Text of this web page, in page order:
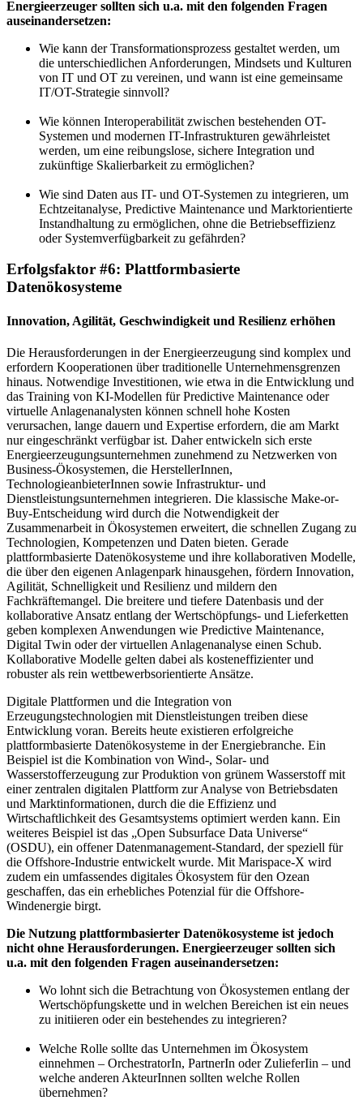
Energieerzeuger sollten sich u.a. mit den folgenden Fragen
auseinandersetzen:
Wie kann der Transformationsprozess gestaltet werden, um
die unterschiedlichen Anforderungen, Mindsets und Kulturen
von IT und OT zu vereinen, und wann ist eine gemeinsame
IT/OT-​Strategie sinnvoll?
Wie können Interoperabilität zwischen bestehenden OT-​
Systemen und modernen IT-​Infrastrukturen gewährleistet
werden, um eine reibungslose, sichere Integration und
zukünftige Skalierbarkeit zu ermöglichen?
Wie sind Daten aus IT- und OT-​Systemen zu integrieren, um
Echtzeitanalyse, Predictive Maintenance und Marktorientierte
Instandhaltung zu ermöglichen, ohne die Betriebseffizienz
oder Systemverfügbarkeit zu gefährden?
Erfolgsfaktor #6: Plattformbasierte
Datenökosysteme
Innovation, Agilität, Geschwindigkeit und Resilienz erhöhen
Die Herausforderungen in der Energieerzeugung sind komplex und
erfordern Kooperationen über traditionelle Unternehmensgrenzen
hinaus. Notwendige Investitionen, wie etwa in die Entwicklung und
das Training von KI-​Modellen für Predictive Maintenance oder
virtuelle Anlagenanalysten können schnell hohe Kosten
verursachen, lange dauern und Expertise erfordern, die am Markt
nur eingeschränkt verfügbar ist. Daher entwickeln sich erste
Energieerzeugungsunternehmen zunehmend zu Netzwerken von
Business-​Ökosystemen, die HerstellerInnen,
TechnologieanbieterInnen sowie Infrastruktur-​ und
Dienstleistungsunternehmen integrieren. Die klassische Make-​or-
Buy-Entscheidung wird durch die Notwendigkeit der
Zusammenarbeit in Ökosystemen erweitert, die schnellen Zugang zu
Technologien, Kompetenzen und Daten bieten. Gerade
plattformbasierte Datenökosysteme und ihre kollaborativen Modelle,
die über den eigenen Anlagenpark hinausgehen, fördern Innovation,
Agilität, Schnelligkeit und Resilienz und mildern den
Fachkräftemangel. Die breitere und tiefere Datenbasis und der
kollaborative Ansatz entlang der Wertschöpfungs-​ und Lieferketten
geben komplexen Anwendungen wie Predictive Maintenance,
Digital Twin oder der virtuellen Anlagenanalyse einen Schub.
Kollaborative Modelle gelten dabei als kosteneffizienter und
robuster als rein wettbewerbsorientierte Ansätze.
Digitale Plattformen und die Integration von
Erzeugungstechnologien mit Dienstleistungen treiben diese
Entwicklung voran. Bereits heute existieren erfolgreiche
plattformbasierte Datenökosysteme in der Energiebranche. Ein
Beispiel ist die Kombination von Wind-, Solar- und
Wasserstofferzeugung zur Produktion von grünem Wasserstoff mit
einer zentralen digitalen Plattform zur Analyse von Betriebsdaten
und Marktinformationen, durch die die Effizienz und
Wirtschaftlichkeit des Gesamtsystems optimiert werden kann. Ein
weiteres Beispiel ist das „Open Subsurface Data Universe“
(OSDU), ein offener Datenmanagement-​Standard, der speziell für
die Offshore-​Industrie entwickelt wurde. Mit Marispace-​X wird
zudem ein umfassendes digitales Ökosystem für den Ozean
geschaffen, das ein erhebliches Potenzial für die Offshore-​
Windenergie birgt.
Die Nutzung plattformbasierter Datenökosysteme ist jedoch
nicht ohne Herausforderungen. Energieerzeuger sollten sich
u.a. mit den folgenden Fragen auseinandersetzen:
Wo lohnt sich die Betrachtung von Ökosystemen entlang der
Wertschöpfungskette und in welchen Bereichen ist ein neues
zu initiieren oder ein bestehendes zu integrieren?
Welche Rolle sollte das Unternehmen im Ökosystem
einnehmen – OrchestratorIn, PartnerIn oder ZulieferIin – und
welche anderen AkteurInnen sollten welche Rollen
übernehmen?